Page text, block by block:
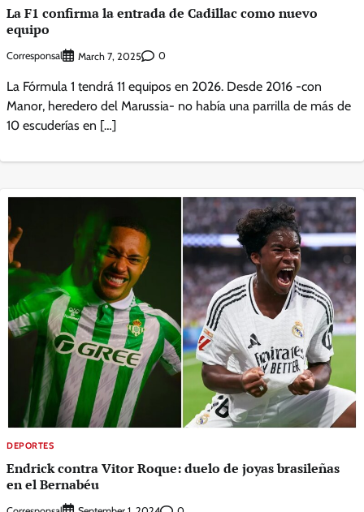
La F1 confirma la entrada de Cadillac como nuevo
equipo
Corresponsal March 7, 2025 0
La Fórmula 1 tendrá 11 equipos en 2026. Desde 2016 -con
Manor, heredero del Marussia- no había una parrilla de más de
10 escuderías en […]
DEPORTES
Endrick contra Vitor Roque: duelo de joyas brasileñas
en el Bernabéu